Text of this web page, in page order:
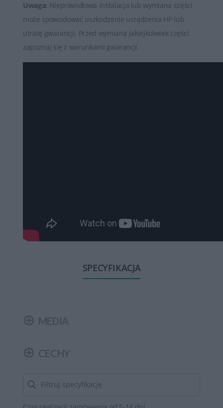
Uwaga: Nieprawidłowa instalacja lub wymiana części
może spowodować uszkodzenie urządzenia HP lub
utratę gwarancji. Przed wymianą jakiejkolwiek części
zapoznaj się z warunkami gwarancji.
SPECYFIKACJA